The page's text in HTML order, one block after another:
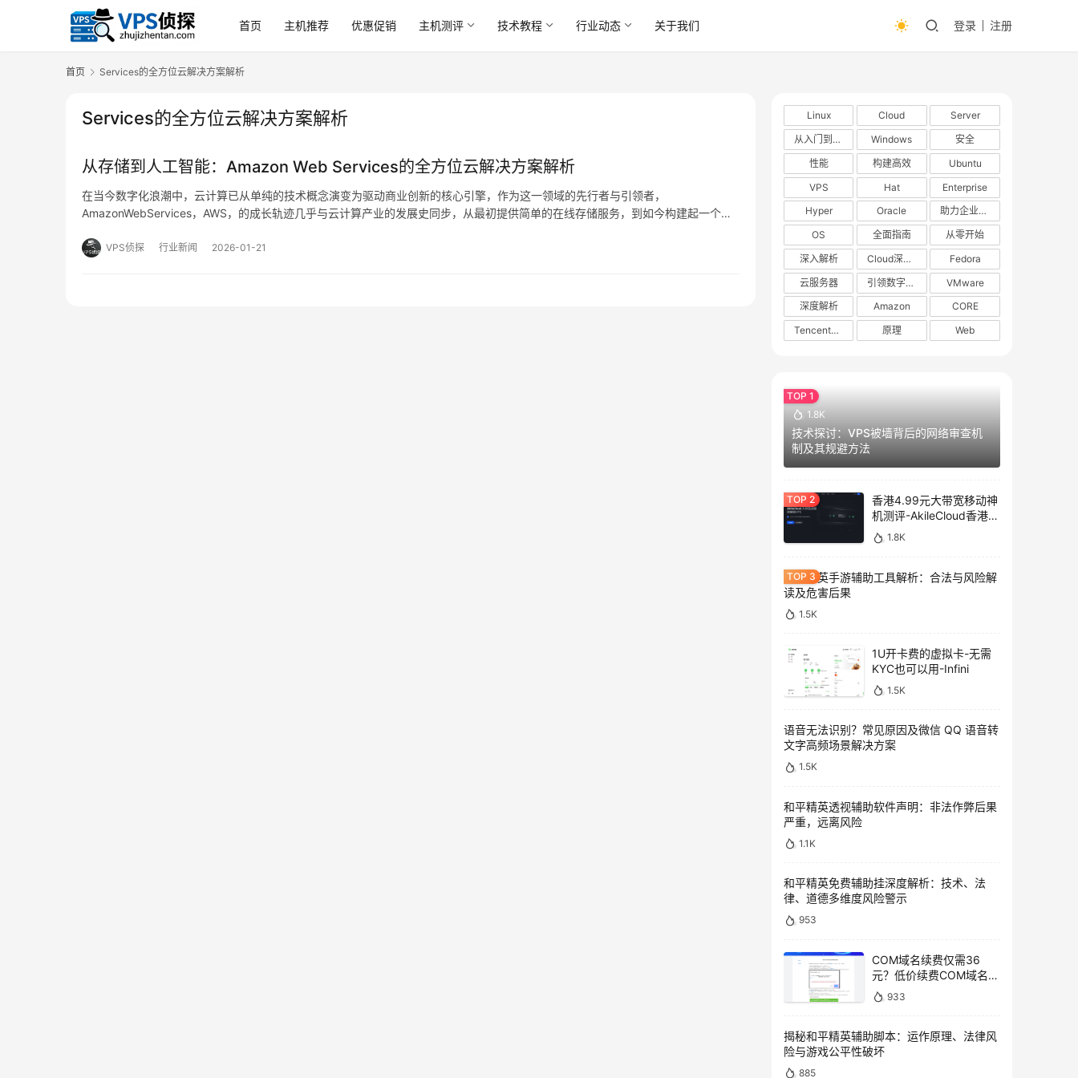
首页 主机推荐 优惠促销 主机测评 技术教程 行业动态 关于我们 登录 注册
首页 Services的全方位云解决方案解析
Services的全方位云解决方案解析
从存储到人工智能：Amazon Web Services的全方位云解决方案解析
在当今数字化浪潮中，云计算已从单纯的技术概念演变为驱动商业创新的核心引擎，作为这一领域的先行者与引领者，
AmazonWebServices，AWS，的成长轨迹几乎与云计算产业的发展史同步，从最初提供简单的在线存储服务，到如今构建起一个庞
VPS侦探 行业新闻 2026-01-21
Linux Cloud
Server
从入门到精通
Windows
安全
性能
构建高效
Ubuntu
VPS
Hat
Enterprise
Hyper
Oracle
助力企业数字化转型
OS
全面指南
从零开始
深入解析
Cloud深度解析
Fedora
云服务器
引领数字化转型
VMware
深度解析
Amazon
CORE
TencentOS
原理 Web
1.8K
技术探讨：VPS被墙背后的网络审查机
制及其规避方法
香港4.99元大带宽移动神
机测评-AkileCloud香港大
带宽服务器测评
1.8K
和平精英手游辅助工具解析：合法与风险解
读及危害后果
1.5K
1U开卡费的虚拟卡-无需
KYC也可以用-Infini
1.5K
语音无法识别？常见原因及微信 QQ 语音转
文字高频场景解决方案
1.5K
和平精英透视辅助软件声明：非法作弊后果
严重，远离风险
1.1K
和平精英免费辅助挂深度解析：技术、法
律、道德多维度风险警示
953
COM域名续费仅需36
元？低价续费COM域名教
程 933
揭秘和平精英辅助脚本：运作原理、法律风
险与游戏公平性破坏
885